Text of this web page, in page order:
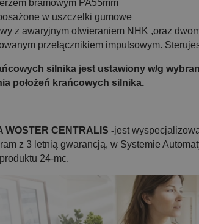
bramowym PA55mm
w uszczelki gumowe
z awaryjnym otwieraniem NHK ,oraz
przełącznikiem impulsowym.
silnika jest ustawiony w/g
położeń krańcowych silnika.
WOSTER CENTRALIS -jest
z 3 letnią gwarancją, w Systemie
24-mc.